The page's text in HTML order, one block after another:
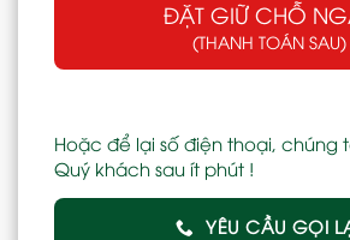
ĐẶT GIỮ CHỖ
(THANH TOÁN SAU)
Hoặc để lại số điện thoại, chúng
Quý khách sau ít phút !
YÊU CẦU GỌI